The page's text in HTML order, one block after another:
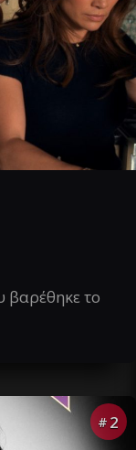
βαρέθηκε το
# 2